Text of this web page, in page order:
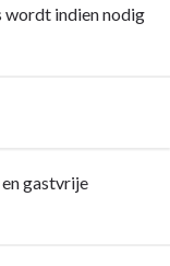
wordt indien nodig
gastvrije